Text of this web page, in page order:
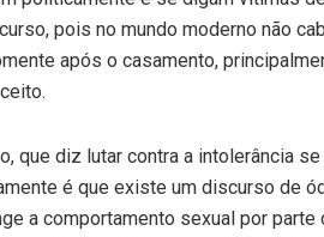
pois no mundo moderno não
após o casamento,
que diz lutar contra a intolerância
é que existe um discurso de
a comportamento sexual por